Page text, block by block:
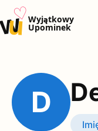
u♡Wyjątkowy
Upominek
D